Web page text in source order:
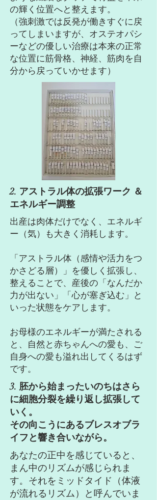
の輝く位置へと整えます。
（強刺激では反発が働きすぐに戻
ってしまいますが、オステオパシ
ーなどの優しい治療は本来の正常
な位置に筋骨格、神経、筋肉を自
分から戻っていかせます）
2. アストラル体の拡張ワーク ＆
エネルギー調整
出産は肉体だけでなく、エネルギ
ー（気）も大きく消耗します。
「アストラル体（感情や活力をつ
かさどる層）」を優しく拡張し、
整えることで、産後の「なんだか
力が出ない」「心が塞ぎ込む」と
いった状態をケアします。
お母様のエネルギーが満たされる
と、自然と赤ちゃんへの愛も、ご
自身への愛も溢れ出してくるはず
です。
3. 胚から始まったいのちはさら
に細胞分裂を繰り返し拡張して
いく。
その向こうにあるブレスオブラ
イフと響き合いながら。
あなたの正中を感じていると、
まん中のリズムが感じられま
す。それをミッドタイド（体液
が流れるリズム）と呼んでいま